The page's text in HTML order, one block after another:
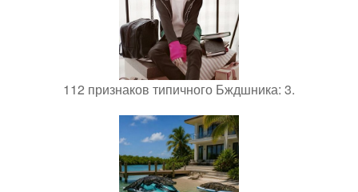
112 признаков типичного Бждшника: 3.